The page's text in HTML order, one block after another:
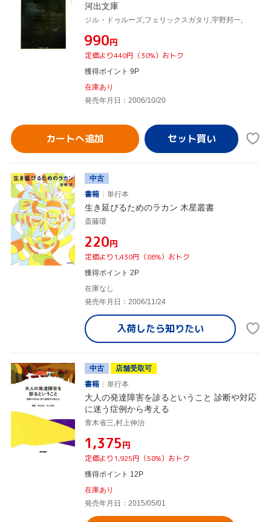
河出文庫
ジル・ドゥルーズ,フェリックスガタリ,宇野邦一,
¥990円
定価より440円（30%）おトク
獲得ポイント 9P
在庫あり
発売年月日：2006/10/20
カートへ追加
中古
書籍
単行本
生き延びるためのラカン 木星叢書
斎藤環
¥220円
定価より1,430円（86%）おトク
獲得ポイント 2P
在庫なし
発売年月日：2006/11/24
入荷したら知りたい
中古
店舗受取可
書籍
単行本
大人の発達障害を診るということ 診断や対応
に迷う症例から考える
青木省三,村上伸治
¥1,375円
定価より1,925円（58%）おトク
獲得ポイント 12P
在庫あり
発売年月日：2015/05/01